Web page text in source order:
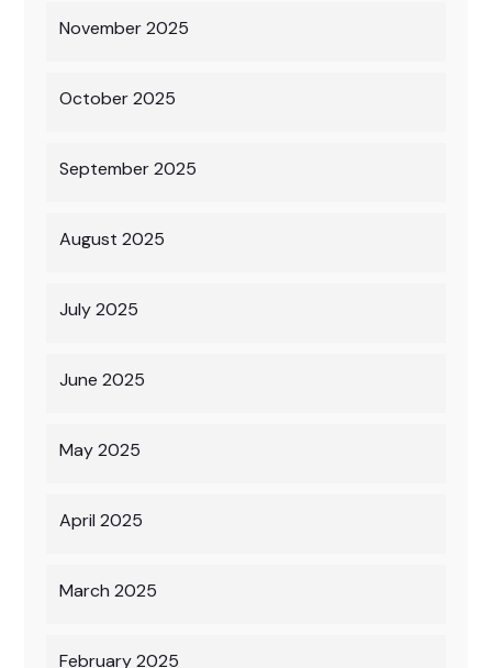
November 2025
October 2025
September 2025
August 2025
July 2025
June 2025
May 2025
April 2025
March 2025
February 2025